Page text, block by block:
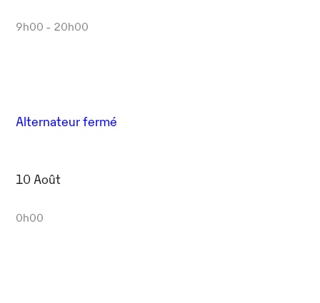
9h00 - 20h00
Alternateur fermé
10 Août
0h00